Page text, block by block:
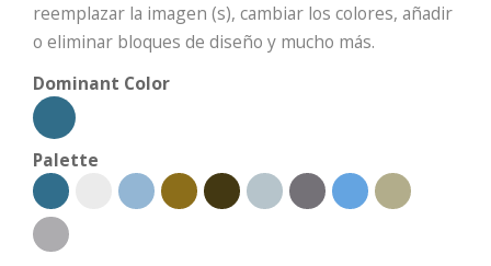
reemplazar la imagen (s), cambiar los colores, añadir
o eliminar bloques de diseño y mucho más.
Dominant Color
Palette